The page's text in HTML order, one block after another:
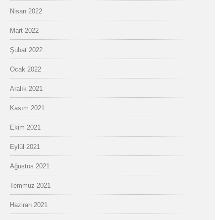
Nisan 2022
Mart 2022
Şubat 2022
Ocak 2022
Aralık 2021
Kasım 2021
Ekim 2021
Eylül 2021
Ağustos 2021
Temmuz 2021
Haziran 2021